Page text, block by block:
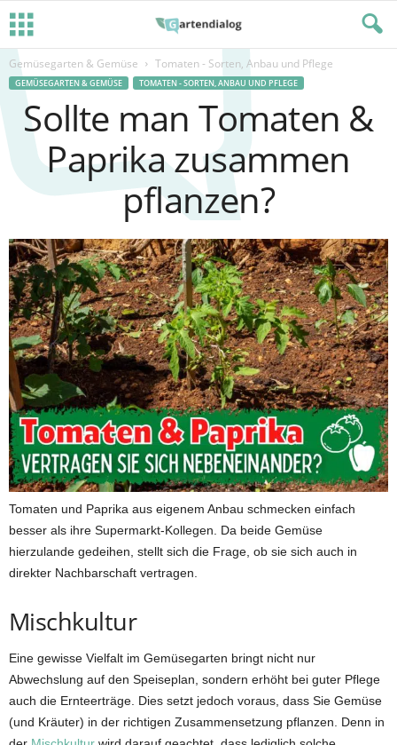
Gemüsegarten & Gemüse Tomaten - Sorten, Anbau und Pflege
GEMÜSEGARTEN & GEMÜSE TOMATEN - SORTEN, ANBAU UND PFLEGE
Sollte man Tomaten &
Paprika zusammen
pflanzen?
Tomaten und Paprika aus eigenem Anbau schmecken einfach
besser als ihre Supermarkt-Kollegen. Da beide Gemüse
hierzulande gedeihen, stellt sich die Frage, ob sie sich auch in
direkter Nachbarschaft vertragen.
Mischkultur
Eine gewisse Vielfalt im Gemüsegarten bringt nicht nur
Abwechslung auf den Speiseplan, sondern erhöht bei guter Pflege
auch die Ernteerträge. Dies setzt jedoch voraus, dass Sie Gemüse
(und Kräuter) in der richtigen Zusammensetzung pflanzen. Denn in